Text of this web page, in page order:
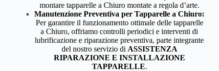
montare tapparelle a Chiuro montate a regola d’arte.
Manutenzione Preventiva per Tapparelle a Chiuro:
Per garantire il funzionamento ottimale delle tapparelle
a Chiuro, offriamo controlli periodici e interventi di
lubrificazione e riparazione preventiva, parte integrante
del nostro servizio di ASSISTENZA
RIPARAZIONE E INSTALLAZIONE
TAPPARELLE.